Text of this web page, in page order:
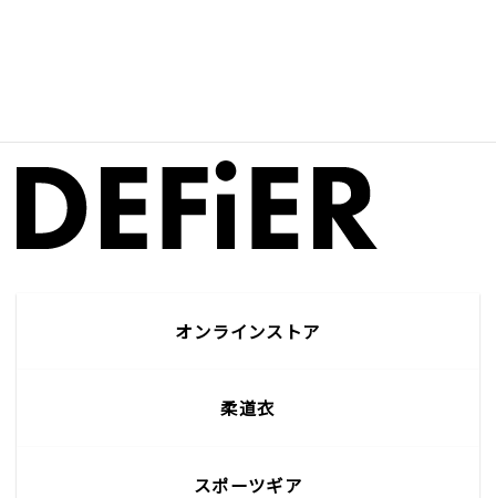
オンラインストア
柔道衣
スポーツギア